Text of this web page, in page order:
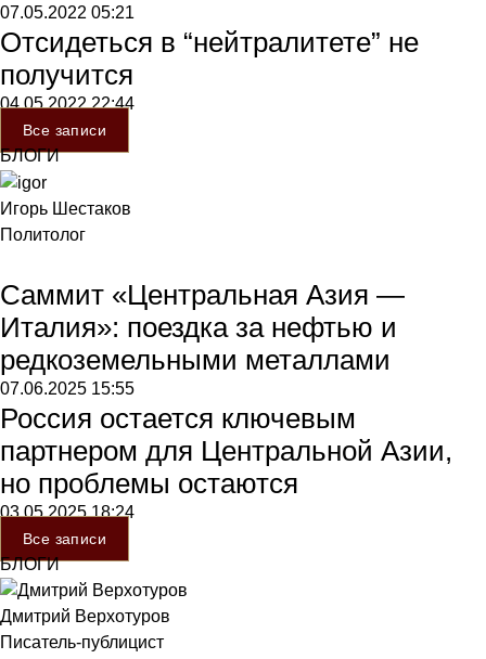
07.05.2022 05:21
Отсидеться в “нейтралитете” не
получится
04.05.202222:44
Все записи
БЛОГИ
Игорь Шестаков
Политолог
Саммит «Центральная Азия —
Италия»: поездка за нефтью и
редкоземельными металлами
07.06.2025 15:55
Россия остается ключевым
партнером для Центральной Азии,
но проблемы остаются
03.05.202518:24
Все записи
БЛОГИ
Дмитрий Верхотуров
Писатель-публицист